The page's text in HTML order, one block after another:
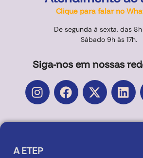
Clique para falar no
De segunda à sexta, das 8h
Sábado 9h às 17h.
Siga-nos em nossas
A ETEP